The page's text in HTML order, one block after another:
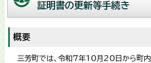
証明書の更新等手続き
概要
三芳町では、令和7年10月20日から町